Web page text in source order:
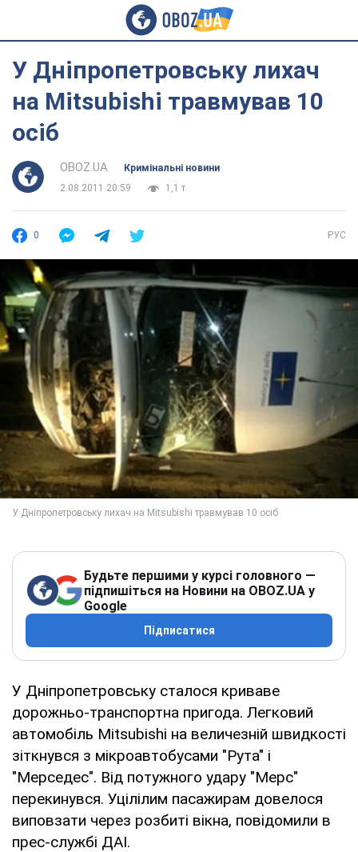
У Дніпропетровську лихач
на Mitsubishi травмував 10
осіб
OBOZ.UA
Кримінальні новини
2.08.2011 20:59
1,1 т.
0 РУС
Будьте першими у курсі головного —
підпишіться на Новини на OBOZ.UA у
Google
Підписатися
У Дніпропетровську сталося криваве
дорожньо-транспортна пригода. Легковий
автомобіль Mitsubishi на величезній швидкості
зіткнувся з мікроавтобусами "Рута" і
"Мерседес". Від потужного удару "Мерс"
перекинувся. Уцілілим пасажирам довелося
виповзати через розбиті вікна, повідомили в
прес-службі ДАІ.